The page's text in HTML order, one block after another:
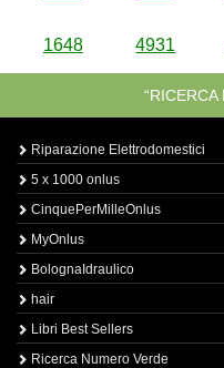
1648 4931
“RICERCA
Riparazione Elettrodomestici
5 x 1000 onlus
CinquePerMilleOnlus
MyOnlus
BolognaIdraulico
hair
Libri Best Sellers
Ricerca Numero Verde